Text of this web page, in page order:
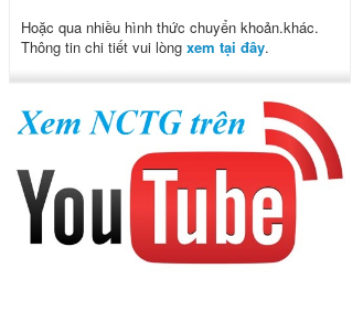
Hoặc qua nhiều hình thức chuyển khoản.khác.
Thông tin chi tiết vui lòng xem tại đây.